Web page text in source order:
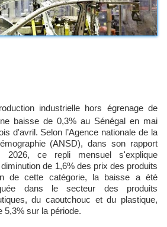
industrielle hors égrenage de
baisse de 0,3% au Sénégal en mai
d'avril. Selon l’Agence nationale de la
(ANSD), dans son rapport
2026, ce repli mensuel s'explique
de 1,6% des prix des produits
de cette catégorie, la baisse a été
dans le secteur des produits
du caoutchouc et du plastique,
5,3% sur la période.